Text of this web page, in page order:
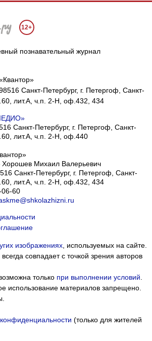
12+
познавательный журнал
Санкт-Петербург, г. Петергоф, Санкт-
лит.А, ч.п. 2-Н, оф.432, 434
Санкт-Петербург, г. Петергоф, Санкт-
лит.А, ч.п. 2-Н, оф.440
Михаил Валерьевич
Санкт-Петербург, г. Петергоф, Санкт-
лит.А, ч.п. 2-Н, оф.432, 434
06-60
изображениях, используемых на сайте.
совпадает с точкой зрения авторов
только при выполнении условий.
использование материалов запрещено.
(только для жителей